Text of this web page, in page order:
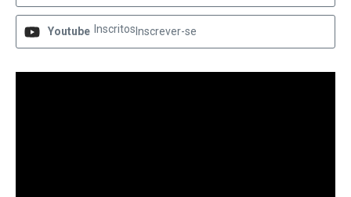
Youtube Inscritos Inscrever-se